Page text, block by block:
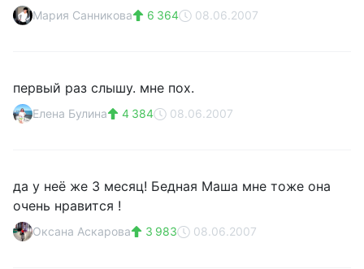
Мария Санникова 6 364 08.06.2007
первый раз слышу. мне пох.
Елена Булина 4 384 08.06.2007
да у неё же 3 месяц! Бедная Маша мне тоже она
очень нравится !
Оксана Аскарова 3 983 08.06.2007